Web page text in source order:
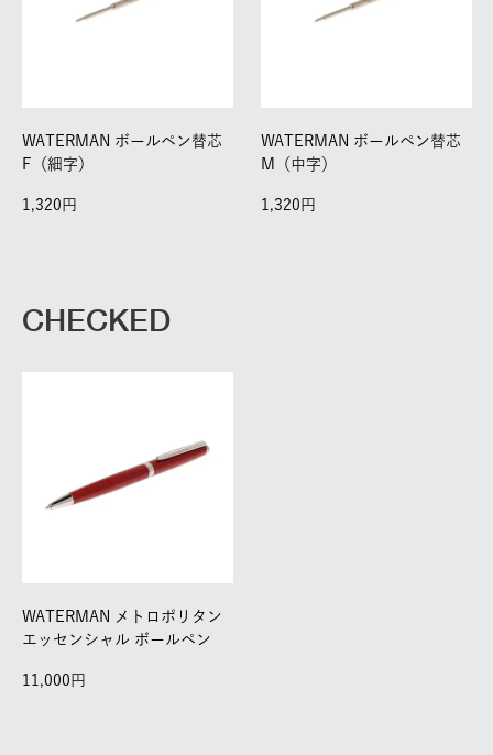
WATERMAN ボールペン替芯
F（細字）
1,320
WATERMAN ボールペン替芯
M（中字）
1,320
CHECKED
WATERMAN メトロポリタン
エッセンシャル ボールペン
11,000